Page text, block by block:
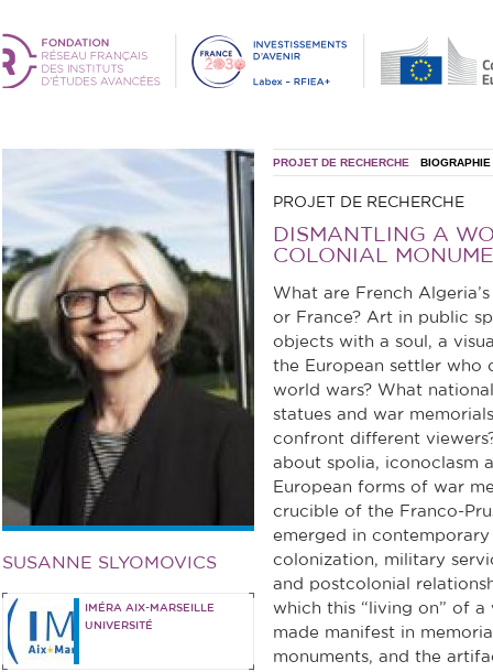
SUSANNE SLYOMOVICS
IMÉRA AIX-MARSEILLE
UNIVERSITÉ
PROJET DE RECHERCHE BIOGRAPHIE
PROJET DE RECHERCHE
DISMANTLING A
COLONIAL
What are French
or France? Art in public
objects with a soul, a
the European settler who
world wars? What
statues and war
confront different
about spolia, iconoclasm
European forms of war
crucible of the Franco-
emerged in
colonization, military
and postcolonial
which this “living on” of
made manifest in
monuments, and the